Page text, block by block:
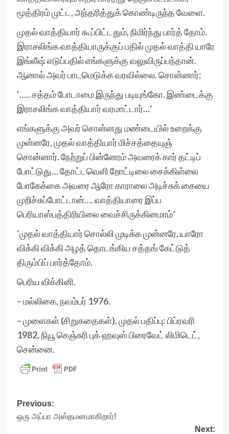
மூத்திரம் முட்ட, அந்தரித்துக் கொண்டிருந்த வேளை.
முதல் வாத்தியார் கூப்பிட்டதும், நிமிர்ந்து பார்த் தோம்.
இராசலிங்க வாத்தியாருக்குப் பதில் முதல் வாத்தி யாரே
இங்லீஷ் எடுப்பதில் எங்களுக்கு வலுவிருப்பந்தான்.
ஆனால் அவர் பாடமெடுக்க வரவில்லை. சொன்னார்:
‘….. சத்தம் போடாமை இருந்து படியுங்கோ. இண்டைக்கு
இராசலிங்க வாத்தியார் வரமாட்டார்…’
எங்களுக்கு அவர் சொன்னது மண்டையில் உறைக்கு
முன்னரே, முதல் வாத்தியார் மிச்சத்தையுஞ்
சொன்னார். நேற்றுப் பின்னேரம் அவரைக் கார் தட்டிப்
போட்டுது… தோட்டவெளி றோட்டிலை சைக்கிள்லை
போகேக்கை அவரை ஆரோ காராலை அடிச்சுக் கையை
முறிச்சுப்போட்டான்…. வாத்தியாரை இப்ப
பெரியாஸ்பத்திரியிலை வைச்சிருக்கினமாம்’
‘முதல் வாத்தியார் சொல்லி முடிக்க முன்னரே, யாரோ
விக்கி விக்கி அழத் தொடங்கிய சத்தங் கேட்டுத்
திரும்பிப் பார்த்தோம்.
பெரிய விக்கினி.
– மல்லிகை, நவம்பர் 1976.
– முளைகள் (சிறுகதைகள்), முதல் பதிப்பு: பிப்ரவரி
1982, நியூ செஞ்சுரி புக் ஹவுஸ் பிரைவேட் லிமிடெட்,
சென்னை.
Post
navigation
Previous:
ஒரு அப்பா அஸ்தமனமாகிறார்!
Next: